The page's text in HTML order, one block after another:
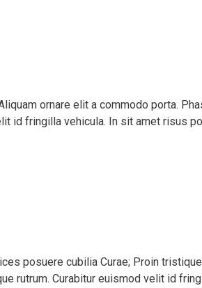
ornare elit a commodo porta.
id fringilla vehicula. In sit amet risus
posuere cubilia Curae; Proin
rutrum. Curabitur euismod velit id